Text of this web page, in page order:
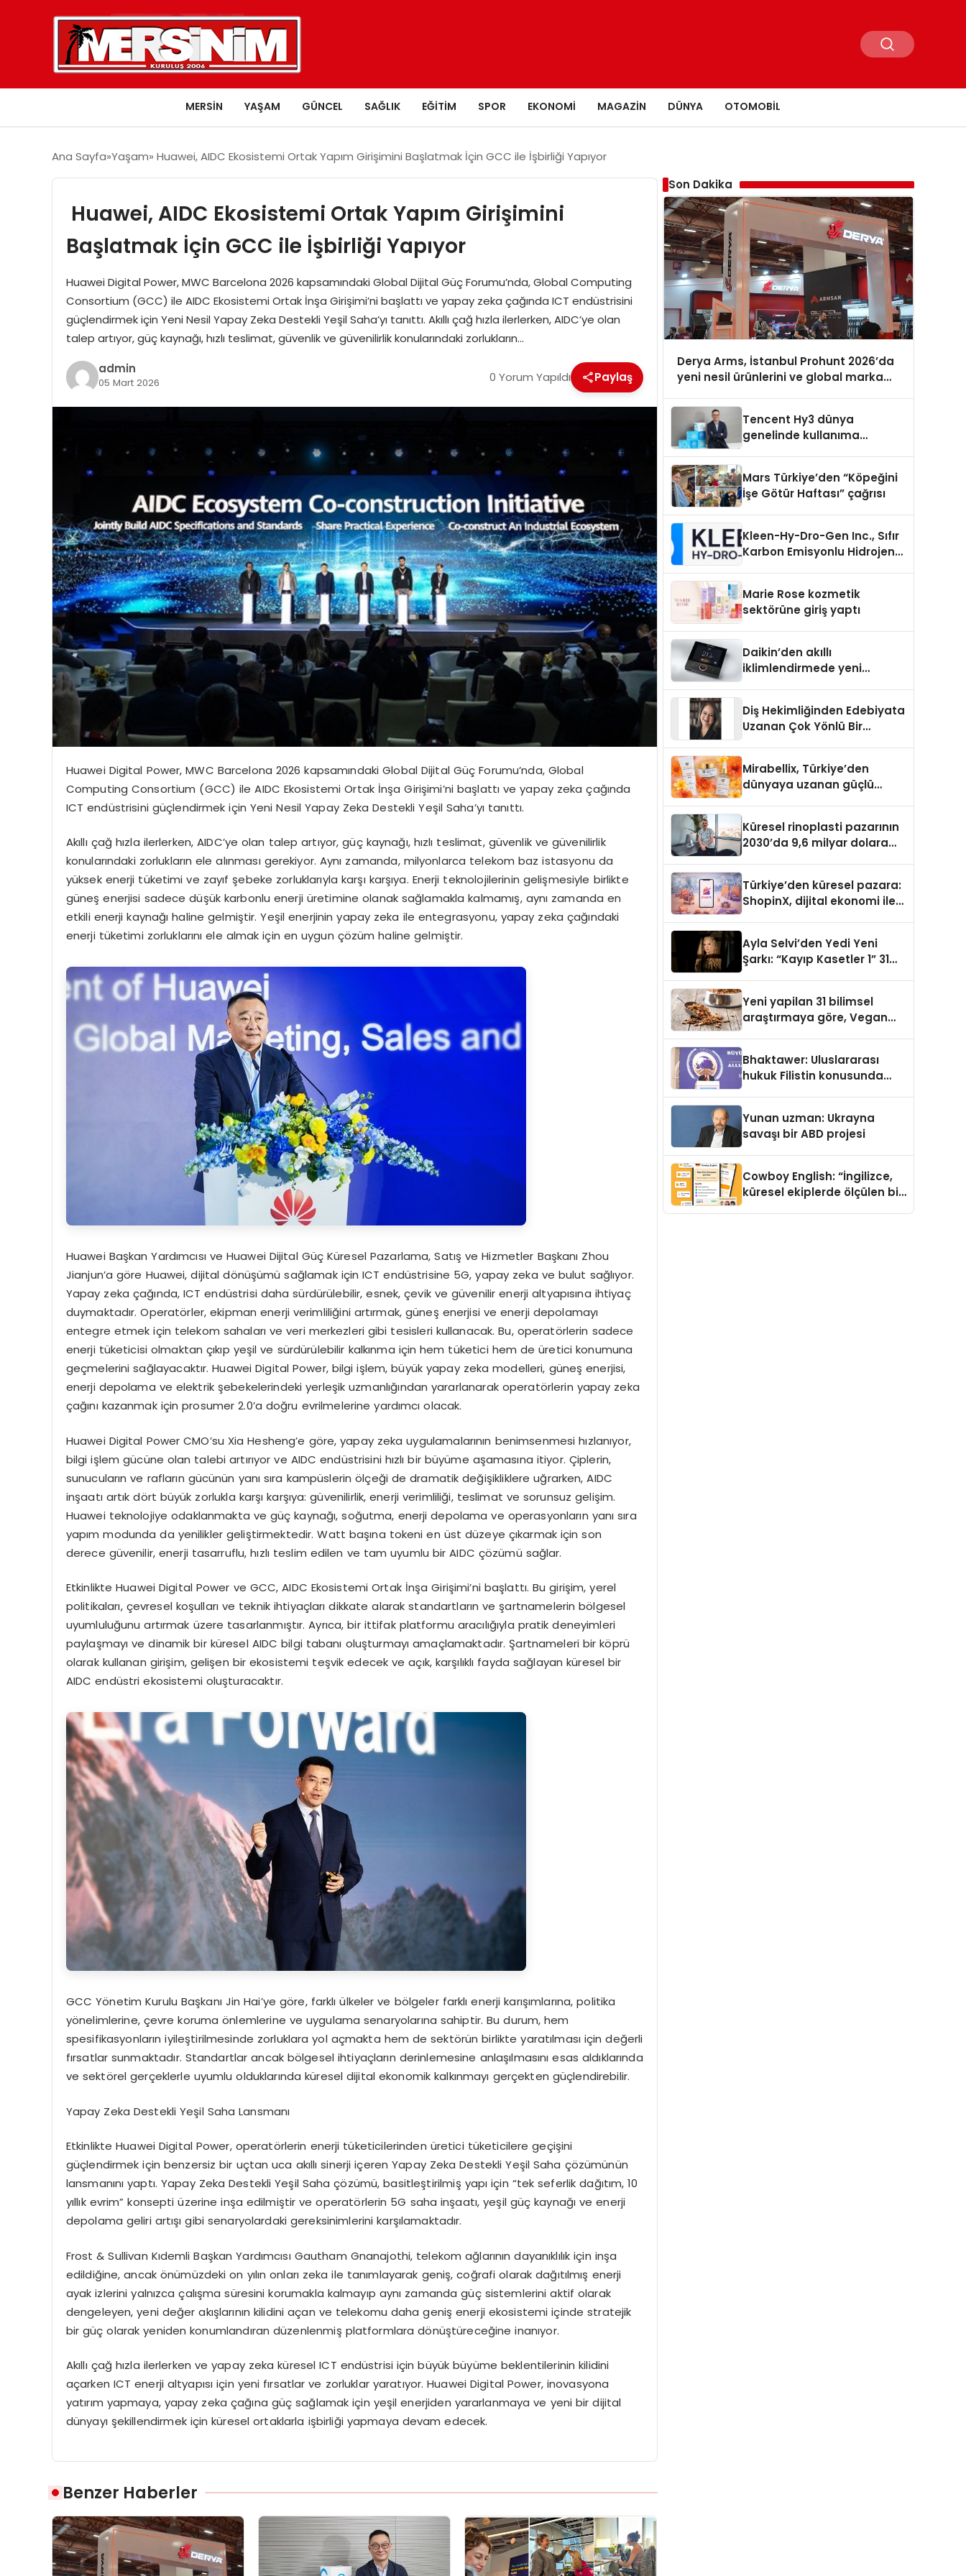
MERSIN YAŞAM GÜNCEL SAĞLIK EĞITIM SPOR EKONOMI MAGAZIN DÜNYA OTOMOBIL
Ana Sayfa Yaşam Huawei, AIDC Ekosistemi Ortak Yapım Girişimini Başlatmak İçin GCC ile İşbirliği Yapıyor
Huawei, AIDC Ekosistemi Ortak Yapım Girişimini
Başlatmak İçin GCC ile İşbirliği Yapıyor
Huawei Digital Power, MWC Barcelona 2026 kapsamındaki Global Dijital Güç Forumu’nda, Global Computing
Consortium (GCC) ile AIDC Ekosistemi Ortak İnşa Girişimi’ni başlattı ve yapay zeka çağında ICT endüstrisini
güçlendirmek için Yeni Nesil Yapay Zeka Destekli Yeşil Saha’yı tanıttı. Akıllı çağ hızla ilerlerken, AIDC’ye olan
talep artıyor, güç kaynağı, hızlı teslimat, güvenlik ve güvenilirlik konularındaki zorlukların…
admin
05 Mart 2026 0 Yorum Yapıldı Paylaş
Huawei Digital Power, MWC Barcelona 2026 kapsamındaki Global Dijital Güç Forumu’nda, Global
Computing Consortium (GCC) ile AIDC Ekosistemi Ortak İnşa Girişimi’ni başlattı ve yapay zeka çağında
ICT endüstrisini güçlendirmek için Yeni Nesil Yapay Zeka Destekli Yeşil Saha’yı tanıttı.
Akıllı çağ hızla ilerlerken, AIDC’ye olan talep artıyor, güç kaynağı, hızlı teslimat, güvenlik ve güvenilirlik
konularındaki zorlukların ele alınması gerekiyor. Aynı zamanda, milyonlarca telekom baz istasyonu da
yüksek enerji tüketimi ve zayıf şebeke zorluklarıyla karşı karşıya. Enerji teknolojilerinin gelişmesiyle birlikte
güneş enerjisi sadece düşük karbonlu enerji üretimine olanak sağlamakla kalmamış, aynı zamanda en
etkili enerji kaynağı haline gelmiştir. Yeşil enerjinin yapay zeka ile entegrasyonu, yapay zeka çağındaki
enerji tüketimi zorluklarını ele almak için en uygun çözüm haline gelmiştir.
Huawei Başkan Yardımcısı ve Huawei Dijital Güç Küresel Pazarlama, Satış ve Hizmetler Başkanı Zhou
Jianjun’a göre Huawei, dijital dönüşümü sağlamak için ICT endüstrisine 5G, yapay zeka ve bulut sağlıyor.
Yapay zeka çağında, ICT endüstrisi daha sürdürülebilir, esnek, çevik ve güvenilir enerji altyapısına ihtiyaç
duymaktadır. Operatörler, ekipman enerji verimliliğini artırmak, güneş enerjisi ve enerji depolamayı
entegre etmek için telekom sahaları ve veri merkezleri gibi tesisleri kullanacak. Bu, operatörlerin sadece
enerji tüketicisi olmaktan çıkıp yeşil ve sürdürülebilir kalkınma için hem tüketici hem de üretici konumuna
geçmelerini sağlayacaktır. Huawei Digital Power, bilgi işlem, büyük yapay zeka modelleri, güneş enerjisi,
enerji depolama ve elektrik şebekelerindeki yerleşik uzmanlığından yararlanarak operatörlerin yapay zeka
çağını kazanmak için prosumer 2.0’a doğru evrilmelerine yardımcı olacak.
Huawei Digital Power CMO’su Xia Hesheng’e göre, yapay zeka uygulamalarının benimsenmesi hızlanıyor,
bilgi işlem gücüne olan talebi artırıyor ve AIDC endüstrisini hızlı bir büyüme aşamasına itiyor. Çiplerin,
sunucuların ve rafların gücünün yanı sıra kampüslerin ölçeği de dramatik değişikliklere uğrarken, AIDC
inşaatı artık dört büyük zorlukla karşı karşıya: güvenilirlik, enerji verimliliği, teslimat ve sorunsuz gelişim.
Huawei teknolojiye odaklanmakta ve güç kaynağı, soğutma, enerji depolama ve operasyonların yanı sıra
yapım modunda da yenilikler geliştirmektedir. Watt başına tokeni en üst düzeye çıkarmak için son
derece güvenilir, enerji tasarruflu, hızlı teslim edilen ve tam uyumlu bir AIDC çözümü sağlar.
Etkinlikte Huawei Digital Power ve GCC, AIDC Ekosistemi Ortak İnşa Girişimi’ni başlattı. Bu girişim, yerel
politikaları, çevresel koşulları ve teknik ihtiyaçları dikkate alarak standartların ve şartnamelerin bölgesel
uyumluluğunu artırmak üzere tasarlanmıştır. Ayrıca, bir ittifak platformu aracılığıyla pratik deneyimleri
paylaşmayı ve dinamik bir küresel AIDC bilgi tabanı oluşturmayı amaçlamaktadır. Şartnameleri bir köprü
olarak kullanan girişim, gelişen bir ekosistemi teşvik edecek ve açık, karşılıklı fayda sağlayan küresel bir
AIDC endüstri ekosistemi oluşturacaktır.
GCC Yönetim Kurulu Başkanı Jin Hai’ye göre, farklı ülkeler ve bölgeler farklı enerji karışımlarına, politika
yönelimlerine, çevre koruma önlemlerine ve uygulama senaryolarına sahiptir. Bu durum, hem
spesifikasyonların iyileştirilmesinde zorluklara yol açmakta hem de sektörün birlikte yaratılması için değerli
fırsatlar sunmaktadır. Standartlar ancak bölgesel ihtiyaçların derinlemesine anlaşılmasını esas aldıklarında
ve sektörel gerçeklerle uyumlu olduklarında küresel dijital ekonomik kalkınmayı gerçekten güçlendirebilir.
Yapay Zeka Destekli Yeşil Saha Lansmanı
Etkinlikte Huawei Digital Power, operatörlerin enerji tüketicilerinden üretici tüketicilere geçişini
güçlendirmek için benzersiz bir uçtan uca akıllı sinerji içeren Yapay Zeka Destekli Yeşil Saha çözümünün
lansmanını yaptı. Yapay Zeka Destekli Yeşil Saha çözümü, basitleştirilmiş yapı için “tek seferlik dağıtım, 10
yıllık evrim” konsepti üzerine inşa edilmiştir ve operatörlerin 5G saha inşaatı, yeşil güç kaynağı ve enerji
depolama geliri artışı gibi senaryolardaki gereksinimlerini karşılamaktadır.
Frost & Sullivan Kıdemli Başkan Yardımcısı Gautham Gnanajothi, telekom ağlarının dayanıklılık için inşa
edildiğine, ancak önümüzdeki on yılın onları zeka ile tanımlayarak geniş, coğrafi olarak dağıtılmış enerji
ayak izlerini yalnızca çalışma süresini korumakla kalmayıp aynı zamanda güç sistemlerini aktif olarak
dengeleyen, yeni değer akışlarının kilidini açan ve telekomu daha geniş enerji ekosistemi içinde stratejik
bir güç olarak yeniden konumlandıran düzenlenmiş platformlara dönüştüreceğine inanıyor.
Akıllı çağ hızla ilerlerken ve yapay zeka küresel ICT endüstrisi için büyük büyüme beklentilerinin kilidini
açarken ICT enerji altyapısı için yeni fırsatlar ve zorluklar yaratıyor. Huawei Digital Power, inovasyona
yatırım yapmaya, yapay zeka çağına güç sağlamak için yeşil enerjiden yararlanmaya ve yeni bir dijital
dünyayı şekillendirmek için küresel ortaklarla işbirliği yapmaya devam edecek.
Benzer Haberler
Son Dakika
Derya Arms, İstanbul Prohunt 2026’da
yeni nesil ürünlerini ve global marka
Tencent Hy3 dünya
genelinde kullanıma
Mars Türkiye’den “Köpeğini
İşe Götür Haftası” çağrısı
Kleen-Hy-Dro-Gen Inc., Sıfır
Karbon Emisyonlu Hidrojen
Aldı
Marie Rose kozmetik
sektörüne giriş yaptı
Daikin’den akıllı
iklimlendirmede yeni
Diş Hekimliğinden Edebiyata
Uzanan Çok Yönlü Bir
Mirabellix, Türkiye’den
dünyaya uzanan güçlü
Küresel rinoplasti pazarının
2030’da 9,6 milyar dolara
Türkiye’den küresel pazara:
ShopinX, dijital ekonomi ile
Ayla Selvi’den Yedi Yeni
Şarkı: “Kayıp Kasetler 1” 31
Yeni yapilan 31 bilimsel
araştırmaya göre, Vegan
Sindirildiğini Ortaya Koydu
Bhaktawer: Uluslararası
hukuk Filistin konusunda
Yunan uzman: Ukrayna
savaşı bir ABD projesi
Cowboy English: “İngilizce,
küresel ekiplerde ölçülen bir